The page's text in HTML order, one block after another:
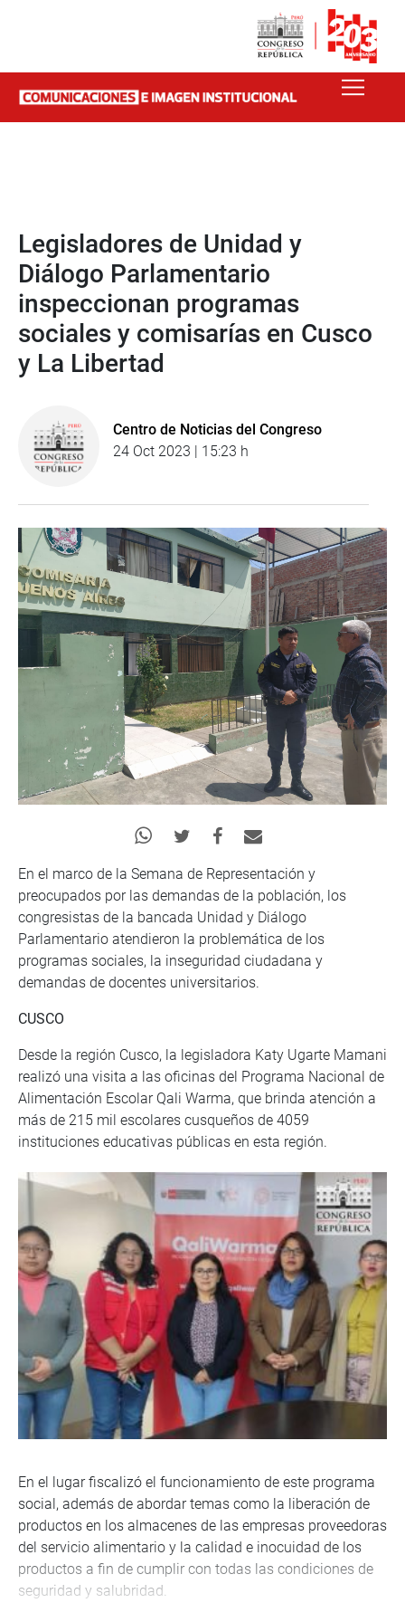
Legisladores de Unidad y
Diálogo Parlamentario
inspeccionan programas
sociales y comisarías en Cusco
y La Libertad
Centro de Noticias del Congreso
24 Oct 2023 | 15:23 h
En el marco de la Semana de Representación y
preocupados por las demandas de la población, los
congresistas de la bancada Unidad y Diálogo
Parlamentario atendieron la problemática de los
programas sociales, la inseguridad ciudadana y
demandas de docentes universitarios.
CUSCO
Desde la región Cusco, la legisladora Katy Ugarte Mamani
realizó una visita a las oficinas del Programa Nacional de
Alimentación Escolar Qali Warma, que brinda atención a
más de 215 mil escolares cusqueños de 4059
instituciones educativas públicas en esta región.
En el lugar fiscalizó el funcionamiento de este programa
social, además de abordar temas como la liberación de
productos en los almacenes de las empresas proveedoras
del servicio alimentario y la calidad e inocuidad de los
productos a fin de cumplir con todas las condiciones de
seguridad y salubridad.